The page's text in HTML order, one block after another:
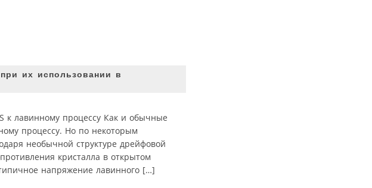
их использовании в
к лавинному процессу Как и обычные
процессу. Но по некоторым
необычной структуре дрейфовой
кристалла в открытом
напряжение лавинного […]